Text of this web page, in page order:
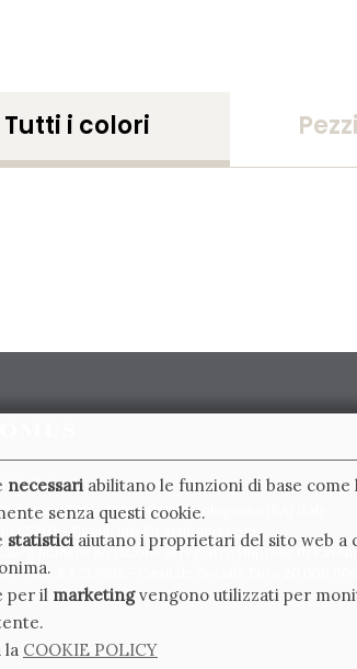
Tutti i colori
S.R.L.
1000 - 48014 Castel Bolognese (RA) Italy
- Email: info@cerdomus.com
e numero iscrizione al registro imprese di
- REA RA 217992 - Capitale Sociale Euro 20.000.000
necessari abilitano le funzioni di base
senza questi cookie.
statistici aiutano i proprietari del sito web
per il marketingvengono utilizzati per
la COOKIE POLICY